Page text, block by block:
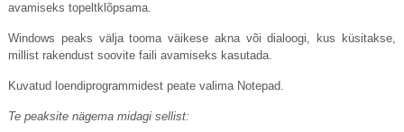
avamiseks topeltklõpsama.
Windows peaks välja tooma väikese akna või dialoogi, kus küsitakse,
millist rakendust soovite faili avamiseks kasutada.
Kuvatud loendiprogrammidest peate valima Notepad.
Te peaksite nägema midagi sellist: